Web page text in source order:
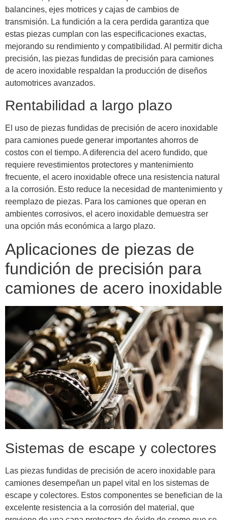
balancines, ejes motrices y cajas de cambios de
transmisión. La fundición a la cera perdida garantiza que
estas piezas cumplan con las especificaciones exactas,
mejorando su rendimiento y compatibilidad. Al permitir dicha
precisión, las piezas fundidas de precisión para camiones
de acero inoxidable respaldan la producción de diseños
automotrices avanzados.
Rentabilidad a largo plazo
El uso de piezas fundidas de precisión de acero inoxidable
para camiones puede generar importantes ahorros de
costos con el tiempo. A diferencia del acero fundido, que
requiere revestimientos protectores y mantenimiento
frecuente, el acero inoxidable ofrece una resistencia natural
a la corrosión. Esto reduce la necesidad de mantenimiento y
reemplazo de piezas. Para los camiones que operan en
ambientes corrosivos, el acero inoxidable demuestra ser
una opción más económica a largo plazo.
Aplicaciones de piezas de
fundición de precisión para
camiones de acero inoxidable
Sistemas de escape y colectores
Las piezas fundidas de precisión de acero inoxidable para
camiones desempeñan un papel vital en los sistemas de
escape y colectores. Estos componentes se benefician de la
excelente resistencia a la corrosión del material, que